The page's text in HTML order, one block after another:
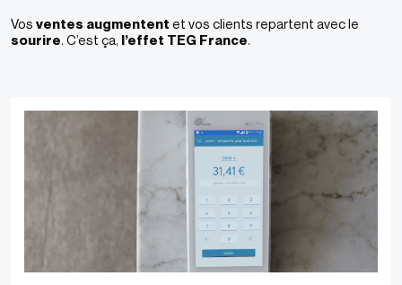
Vos ventes augmentent et vos clients repartent avec le
sourire. C’est ça, l’effet TEG France.